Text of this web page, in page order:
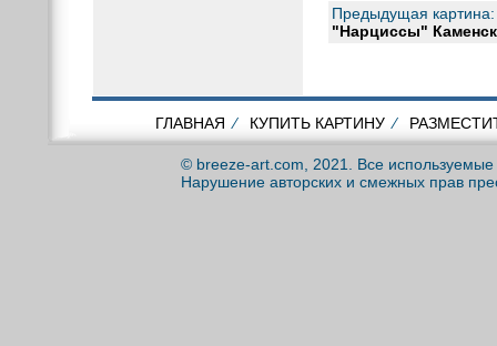
Предыдущая картина:
"Нарциссы"
ГЛАВНАЯ ⁄ КУПИТЬ КАРТИНУ ⁄
© breeze-art.com, 2021. Все
Нарушение авторских и смежных прав